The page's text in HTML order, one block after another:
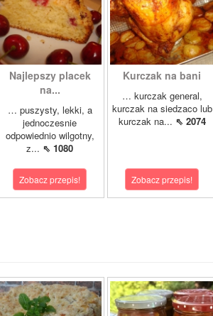
Najlepszy placek
na...
… puszysty, lekki, a
jednoczesnie
odpowiednio wilgotny,
z... ⇖ 1080
Zobacz przepis!
Kurczak na bani
… kurczak general,
kurczak na siedzaco lub
kurczak na... ⇖ 2074
Zobacz przepis!